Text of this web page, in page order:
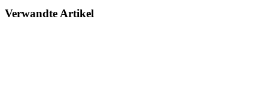
Verwandte Artikel